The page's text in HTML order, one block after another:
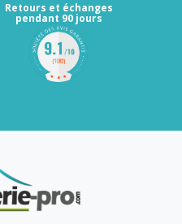
Retours et échanges
pendant 90 jours